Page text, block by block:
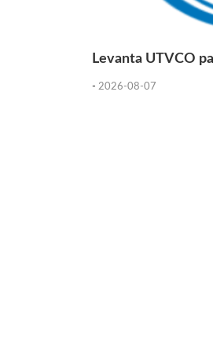
Levanta UTVCO
- 2026-08-07